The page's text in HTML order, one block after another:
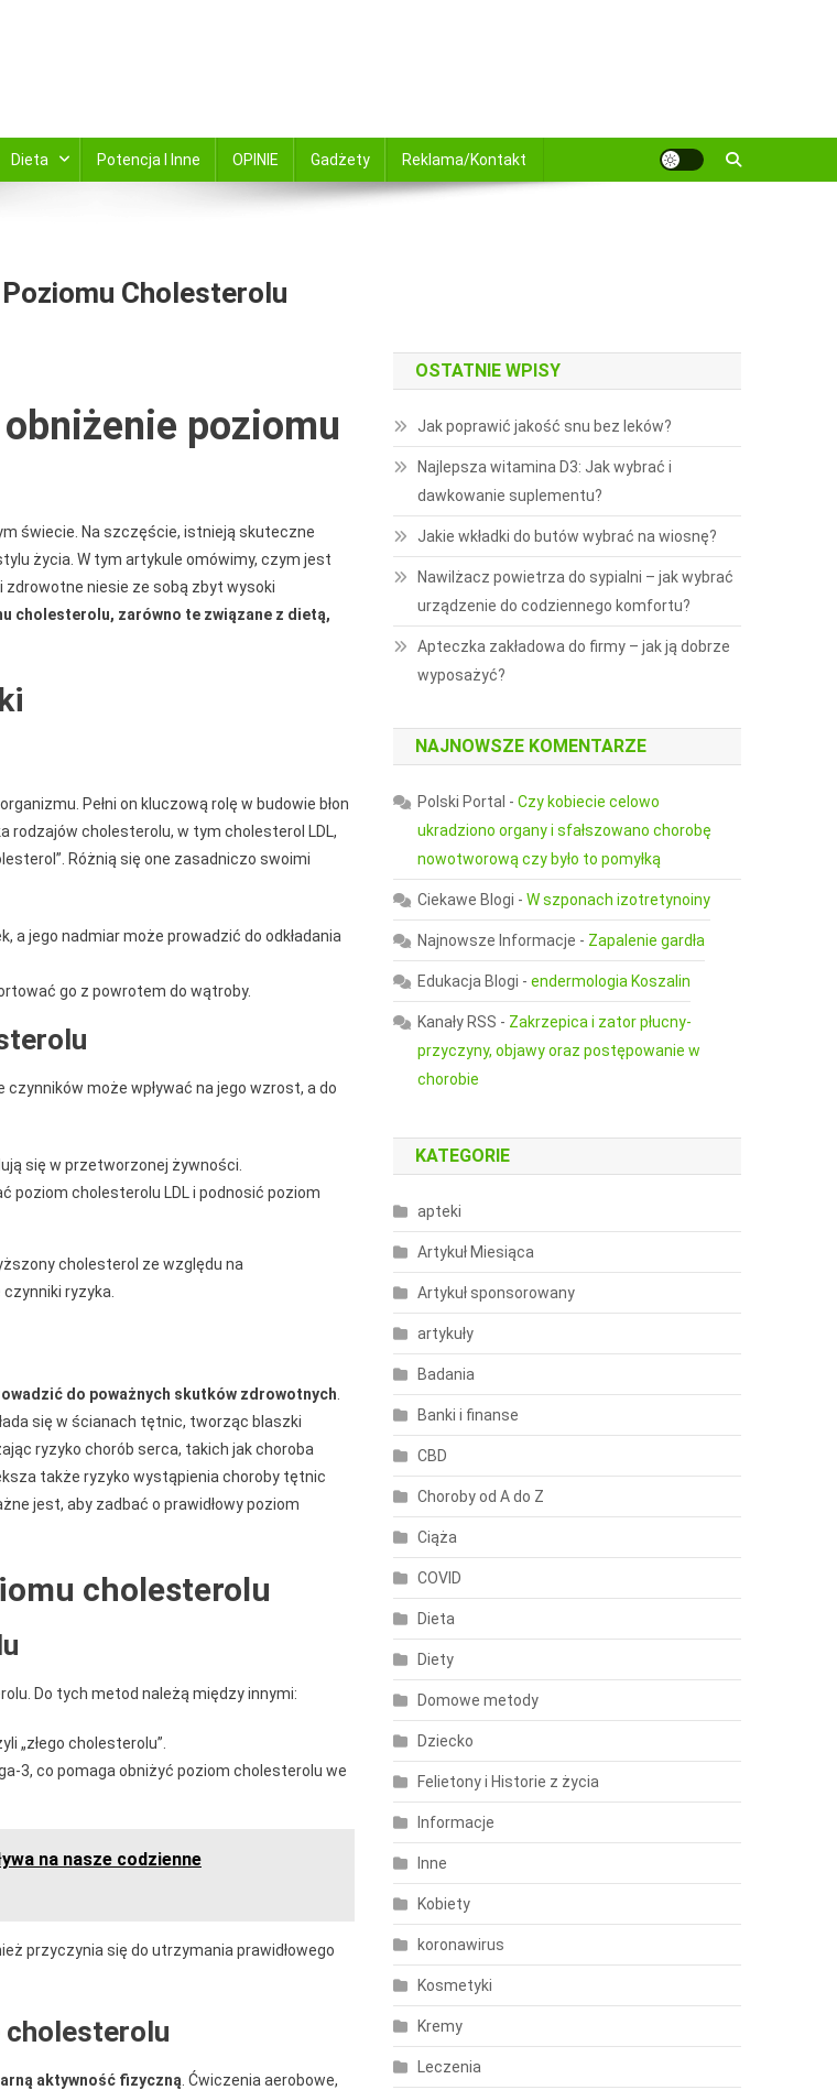
Dieta Potencja I Inne OPINIE Gadżety Reklama/Kontakt
Cholesterolu
poziomu
świecie. Na szczęście, istnieją skuteczne
życia. W tym artykule omówimy, czym jest
niesie ze sobą zbyt wysoki
cholesterolu, zarówno te związane z dietą,
Pełni on kluczową rolę w budowie błon
rodzajów cholesterolu, w tym cholesterol LDL,
Różnią się one zasadniczo swoimi
a jego nadmiar może prowadzić do odkładania
go z powrotem do wątroby.
może wpływać na jego wzrost, a do
się w przetworzonej żywności.
poziom cholesterolu LDL i podnosić poziom
cholesterol ze względu na
ryzyka.
do poważnych skutków zdrowotnych
się w ścianach tętnic, tworząc blaszki
ryzyko chorób serca, takich jak choroba
także ryzyko wystąpienia choroby tętnic
jest, aby zadbać o prawidłowy poziom
cholesterolu
Do tych metod należą między innymi:
„złego cholesterolu”.
3, co pomaga obniżyć poziom cholesterolu we
na nasze codzienne
przyczynia się do utrzymania prawidłowego
cholesterolu
aktywność fizyczną . Ćwiczenia aerobowe,
OSTATNIE WPISY
Jak poprawić jakość snu bez leków?
Najlepsza witamina D3: Jak wybrać i
dawkowanie suplementu?
Jakie wkładki do butów wybrać na wiosnę?
Nawilżacz powietrza do sypialni – jak wybrać
urządzenie do codziennego komfortu?
Apteczka zakładowa do firmy – jak ją dobrze
wyposażyć?
NAJNOWSZE KOMENTARZE
Polski Portal -Czy kobiecie celowo
ukradziono organy i sfałszowano chorobę
nowotworową czy było to pomyłką
Ciekawe Blogi -W szponach izotretynoiny
Najnowsze Informacje - Zapalenie gardła
Edukacja Blogi -endermologia Koszalin
Kanały RSS - Zakrzepica i zator płucny-
przyczyny, objawy oraz postępowanie w
chorobie
KATEGORIE
apteki
Artykuł Miesiąca
Artykuł sponsorowany
artykuły
Badania
Banki i finanse
CBD
Choroby od A do Z
Ciąża
COVID
Dieta
Diety
Domowe metody
Dziecko
Felietony i Historie z życia
Informacje
Inne
Kobiety
koronawirus
Kosmetyki
Kremy
Leczenia